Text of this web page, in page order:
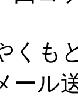
くも
ール